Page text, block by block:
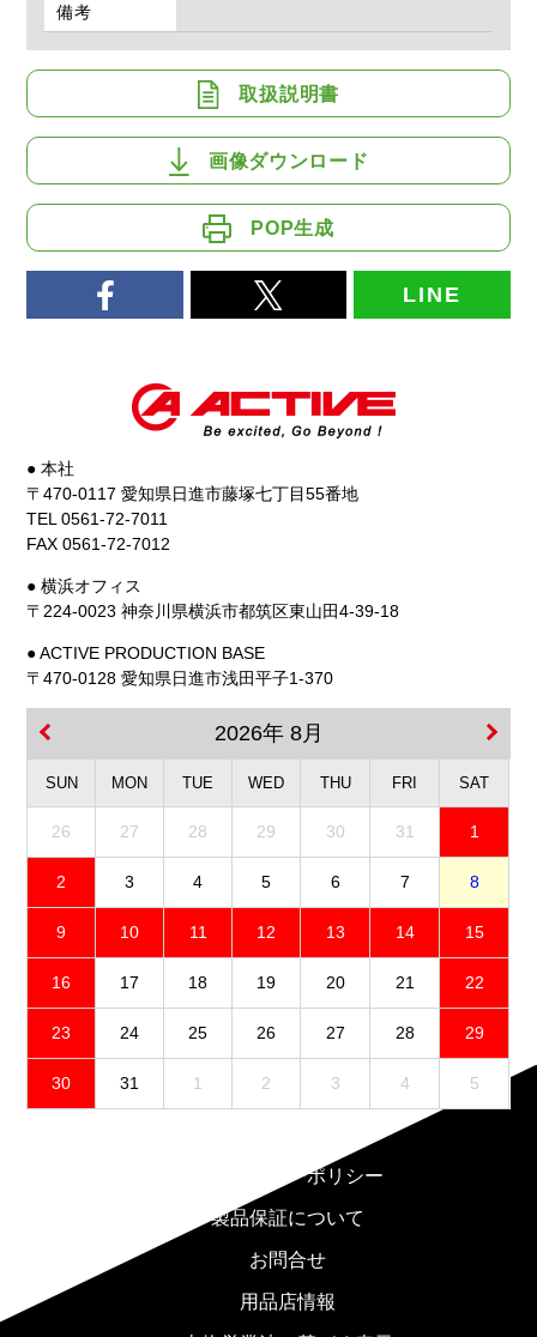
備考
取扱説明書
画像ダウンロード
POP生成
LINE
● 本社
〒470-0117 愛知県日進市藤塚七丁目55番地
TEL 0561-72-7011
FAX 0561-72-7012
● 横浜オフィス
〒224-0023 神奈川県横浜市都筑区東山田4-39-18
● ACTIVE PRODUCTION BASE
〒470-0128 愛知県日進市浅田平子1-370
2026年 8月
SUN MON TUE WED THU FRI SAT
26 27 28 29 30 31 1
2 3 4 5 6 7 8
9 10 11 12 13 14 15
16 17 18 19 20 21 22
23 24 25 26 27 28 29
30 31 1 2 3 4 5
プライバシーポリシー
製品保証について
お問合せ
用品店情報